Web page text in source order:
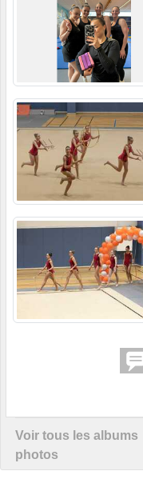
Voir tous les albums
photos